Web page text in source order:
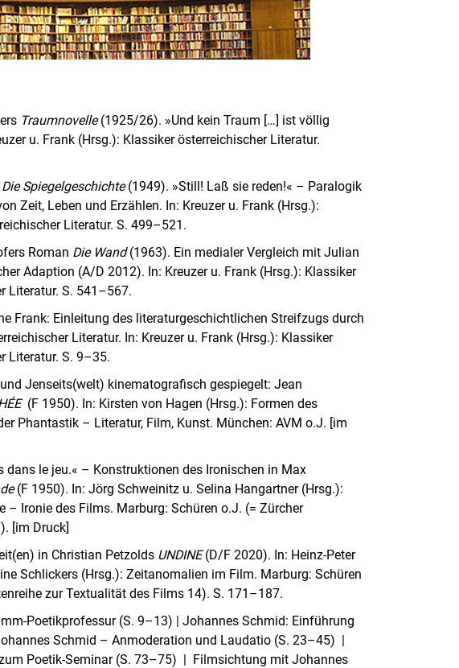
Traumnovelle(1925/26). »Und kein Traum […] ist völlig
u. Frank (Hrsg.): Klassiker österreichischer Literatur.
Die Spiegelgeschichte(1949). »Still! Laß sie reden!« – Paralogik
Zeit, Leben und Erzählen. In: Kreuzer u. Frank (Hrsg.):
Literatur. S. 499–521.
Roman Die Wand(1963). Ein medialer Vergleich mit Julian
Adaption (A/D 2012). In: Kreuzer u. Frank (Hrsg.): Klassiker
Literatur. S. 541–567.
Frank: Einleitung des literaturgeschichtlichen Streifzugs durch
Literatur. In: Kreuzer u. Frank (Hrsg.): Klassiker
Literatur. S. 9–35.
Jenseits(welt) kinematografisch gespiegelt: Jean
(F 1950). In: Kirsten von Hagen (Hrsg.): Formen des
Phantastik – Literatur, Film, Kunst. München: AVM o.J. [im
dans le jeu.« – Konstruktionen des Ironischen in Max
(F 1950). In: Jörg Schweinitz u. Selina Hangartner (Hrsg.):
– Ironie des Films. Marburg: Schüren o.J. (= Zürcher
[im Druck]
in Christian Petzolds UNDINE(D/F 2020). In: Heinz-Peter
Schlickers (Hrsg.): Zeitanomalien im Film. Marburg: Schüren
zur Textualität des Films 14). S. 171–187.
Poetikprofessur (S. 9–13) | Johannes Schmid: Einführung
Schmid – Anmoderation und Laudatio (S. 23–45) |
Poetik-Seminar (S. 73–75) | Filmsichtung mit Johannes